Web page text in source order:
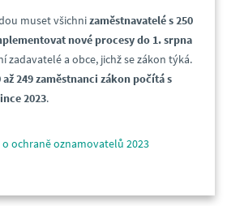
muset všichnizaměstnavatelé s 250
nové procesy do 1. srpna
zadavatelé a obce, jichž se zákon týká.
až 249 zaměstnanci zákon počítá s
2023.
ochraně oznamovatelů 2023